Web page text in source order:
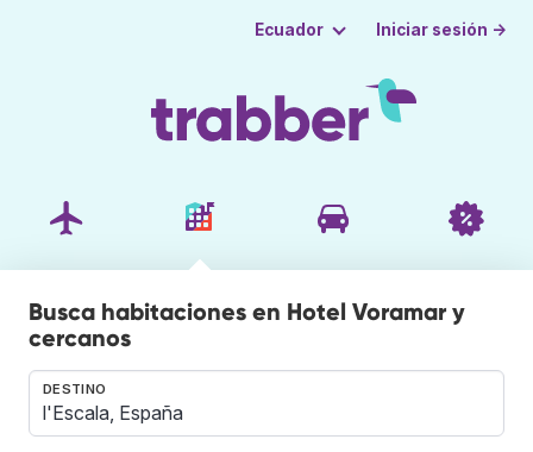
Ecuador Iniciar sesión →
Busca habitaciones en Hotel Voramar y
cercanos
DESTINO